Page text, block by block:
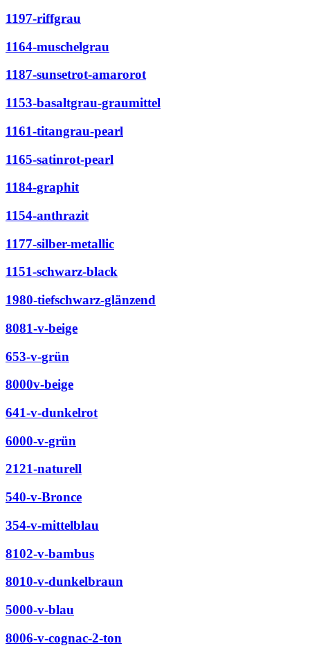
1197-riffgrau
1164-muschelgrau
1187-sunsetrot-amarorot
1153-basaltgrau-graumittel
1161-titangrau-pearl
1165-satinrot-pearl
1184-graphit
1154-anthrazit
1177-silber-metallic
1151-schwarz-black
1980-tiefschwarz-glänzend
8081-v-beige
653-v-grün
8000v-beige
641-v-dunkelrot
6000-v-grün
2121-naturell
540-v-Bronce
354-v-mittelblau
8102-v-bambus
8010-v-dunkelbraun
5000-v-blau
8006-v-cognac-2-ton